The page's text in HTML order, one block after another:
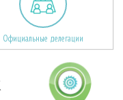
Официальные делегации